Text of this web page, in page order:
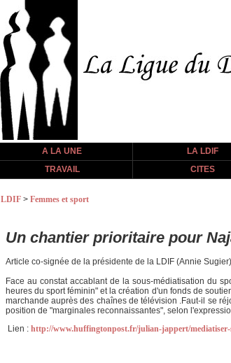
A LA UNE LA LDIF
TRAVAIL
CITES
LDIF > Femmes et sport
Un chantier prioritaire pour
Article co-signée de la présidente de la LDIF (Annie
Face au constat accablant de la sous-médiatisation du
heures du sport féminin" et la création d'un fonds de
marchande auprès des chaînes de télévision .Faut-il se
position de "marginales reconnaissantes", selon
Lien : http://www.huffingtonpost.fr/julian-jappert/mediatiser-